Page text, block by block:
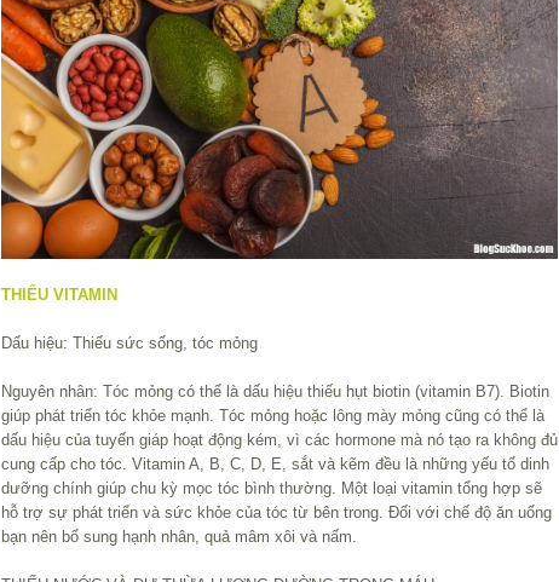
THIẾU VITAMIN
Dấu hiệu: Thiếu sức sống, tóc mỏng
Nguyên nhân: Tóc mỏng có thể là dấu hiệu thiếu hụt biotin (vitamin B7). Biotin
giúp phát triển tóc khỏe mạnh. Tóc mỏng hoặc lông mày mỏng cũng có thể là
dấu hiệu của tuyến giáp hoạt động kém, vì các hormone mà nó tạo ra không đủ
cung cấp cho tóc. Vitamin A, B, C, D, E, sắt và kẽm đều là những yếu tố dinh
dưỡng chính giúp chu kỳ mọc tóc bình thường. Một loại vitamin tổng hợp sẽ
hỗ trợ sự phát triển và sức khỏe của tóc từ bên trong. Đối với chế độ ăn uống
bạn nên bổ sung hạnh nhân, quả mâm xôi và nấm.